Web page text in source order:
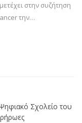
στην συζήτηση
την…
Σχολείο του